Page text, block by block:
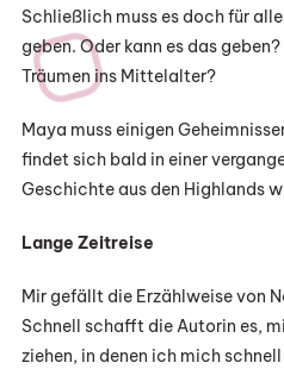
Schließlich muss es doch für
geben. Oder kann es das
Träumen ins Mittelalter?
Maya muss einigen
findet sich bald in einer
Geschichte aus den Highlands
Lange Zeitreise
Mir gefällt die Erzählweise von
Schnell schafft die Autorin es,
ziehen, in denen ich mich